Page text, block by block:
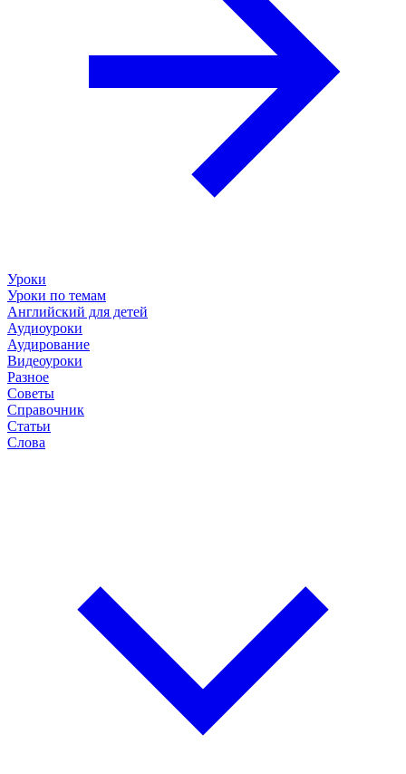
Уроки
Уроки по темам
Английский для детей
Аудиоуроки
Аудирование
Видеоуроки
Разное
Советы
Справочник
Статьи
Слова